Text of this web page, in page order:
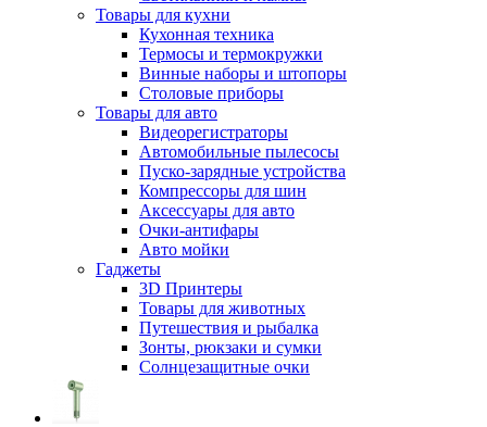
Товары для кухни
Кухонная техника
Термосы и термокружки
Винные наборы и штопоры
Столовые приборы
Товары для авто
Видеорегистраторы
Автомобильные пылесосы
Пуско-зарядные устройства
Компрессоры для шин
Аксессуары для авто
Очки-антифары
Авто мойки
Гаджеты
3D Принтеры
Товары для животных
Путешествия и рыбалка
Зонты, рюкзаки и сумки
Солнцезащитные очки